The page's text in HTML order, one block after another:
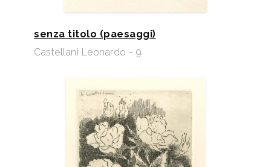
senza titolo (paesaggi)
Castellani Leonardo - 9